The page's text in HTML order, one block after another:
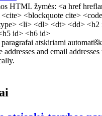
HTML žymės: <a href
<blockquote cite>
<li> <dl> <dt> <dd>
id> <h6 id>
atskiriami
addresses and email